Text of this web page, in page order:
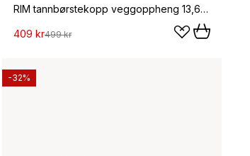
RIM tannbørstekopp veggoppheng 13,6 cm, Black
409 kr499 kr
-32%